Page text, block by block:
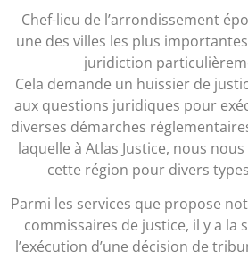
Chef-lieu de l’arrondissement
une des villes les plus
juridiction
Cela demande un huissier de
aux questions juridiques pour
diverses démarches
laquelle à Atlas Justice, nous
cette région pour divers
Parmi les services que propose
commissaires de justice, il y a la
l’exécution d’une décision de